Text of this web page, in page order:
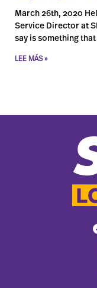
March 26th, 2020
Service Director at
say is something that
LEE MÁS »